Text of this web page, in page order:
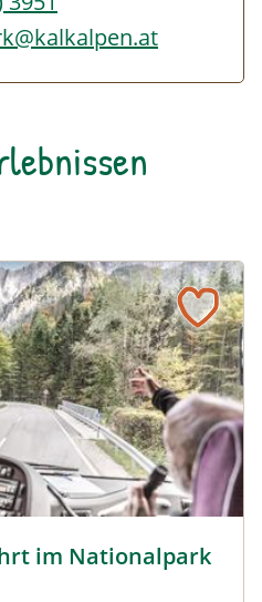
im Nationalpark